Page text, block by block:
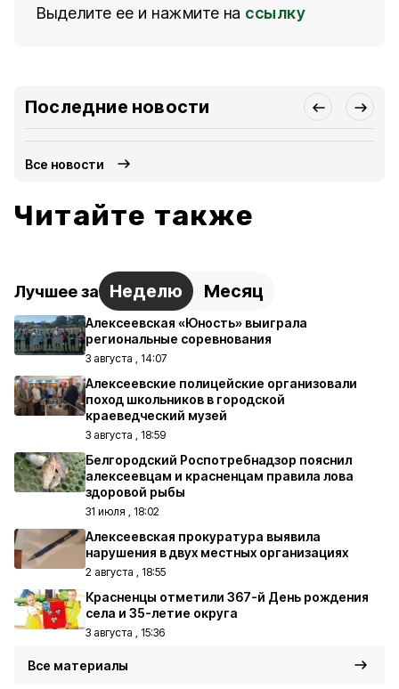
Выделите ее и нажмите на ссылку
Последние новости
Все новости
Читайте также
Лучшее за Неделю Месяц
Алексеевская «Юность» выиграла
региональные соревнования
3 августа , 14:07
Алексеевские полицейские организовали
поход школьников в городской
краеведческий музей
3 августа , 18:59
Белгородский Роспотребнадзор пояснил
алексеевцам и красненцам правила лова
здоровой рыбы
31 июля , 18:02
Алексеевская прокуратура выявила
нарушения в двух местных организациях
2 августа , 18:55
Красненцы отметили 367-й День рождения
села и 35-летие округа
3 августа , 15:36
Все материалы